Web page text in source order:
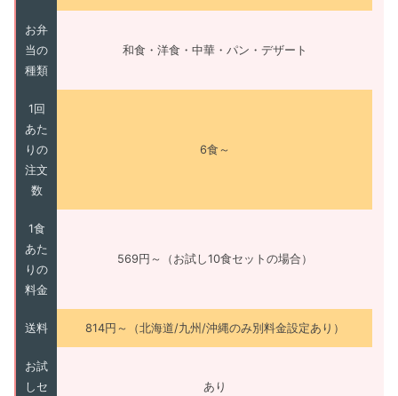
お弁
当の
種類
和食・洋食・中華・パン・デザート
1回
あた
りの
注文
数
6食～
1食
あた
りの
料金
569円～（お試し10食セットの場合）
送料 814円～（北海道/九州/沖縄のみ別料金設定あり）
お試
しセ
あり